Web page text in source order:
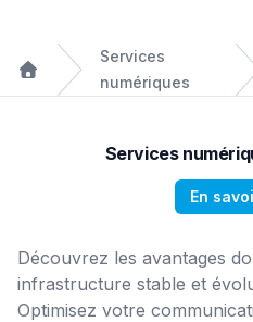
Services
numériques
Services
En
Découvrez les avantages
infrastructure stable et
Optimisez votre